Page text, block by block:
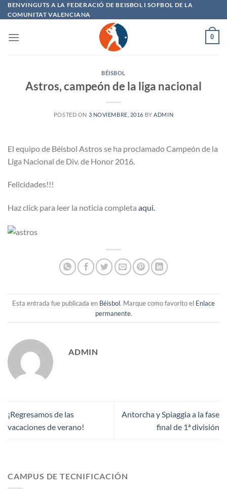
Saltar
al
BENVINGUTS A LA FEDERACIÓ DE BEISBOL I SOFBOL DE LA
COMUNITAT VALENCIANA
0
BÉISBOL
Astros, campeón de la liga nacional
POSTED ON 3 NOVIEMBRE, 2016 BY ADMIN
El equipo de Béisbol Astros se ha proclamado Campeón de la
Liga Nacional de Div. de Honor 2016.
Felicidades!!!
Haz click para leer la noticia completa aqui.
Esta entrada fue publicada en Béisbol. Marque como favorito el Enlace
permanente.
ADMIN
¡Regresamos de las
vacaciones de verano!
Antorcha y Spiaggia a la fase
final de 1ª división
CAMPUS DE TECNIFICACIÓN